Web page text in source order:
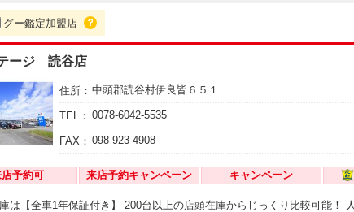
グー鑑定加盟店 ？
ージ 読谷店
住所： 中頭郡読谷村伊良皆６５１
TEL： 0078-6042-5535
FAX： 098-923-4908
予約可 来店予約キャンペーン キャンペーン
は【全車1年保証付き】 200台以上の店頭在庫からじっくり比較可能！